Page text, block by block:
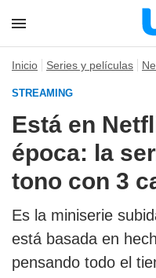
Inicio Series y películas
STREAMING
Está en
época: la
tono con 3
Es la miniserie
está basada en
pensando todo el